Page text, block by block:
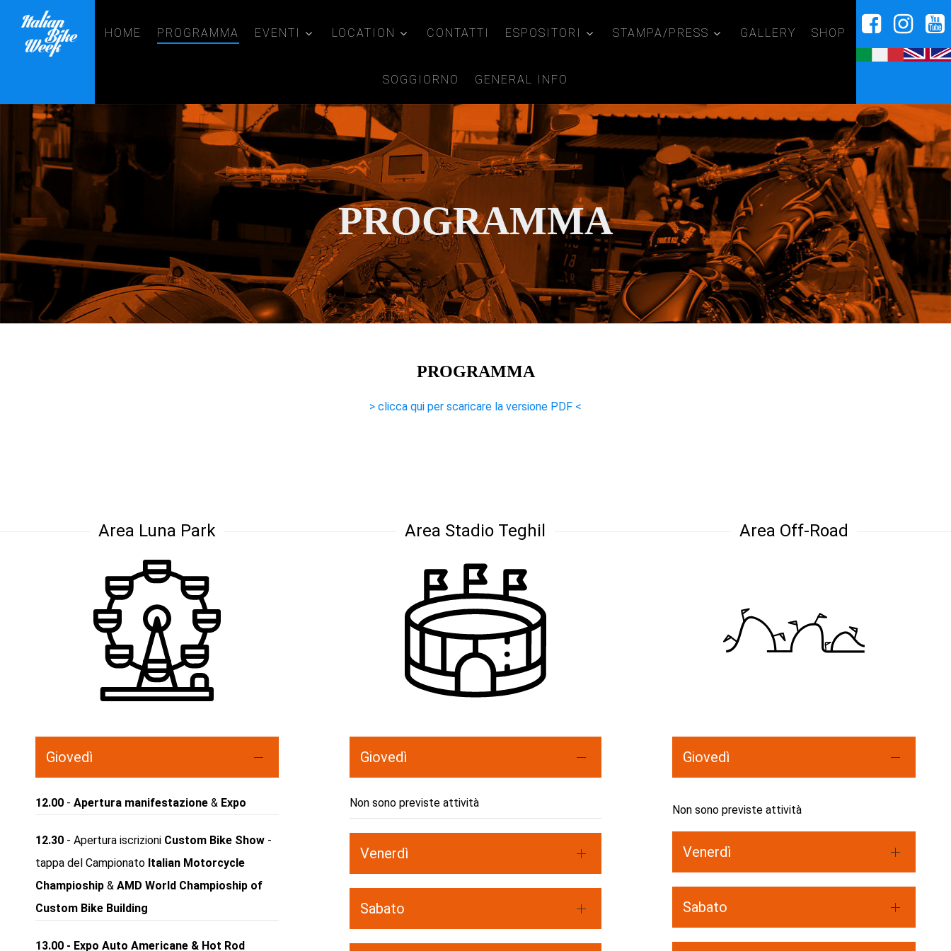
HOME PROGRAMMA EVENTI LOCATION CONTATTI ESPOSITORI STAMPA/PRESS GALLERY SHOP
SOGGIORNO GENERAL INFO
PROGRAMMA
PROGRAMMA
> clicca qui per scaricare la versione PDF <
Area Luna Park
Giovedì
12.00 - Apertura manifestazione & Expo
12.30 - Apertura iscrizioni Custom Bike Show -
tappa del Campionato Italian Motorcycle
Champioship & AMD World Champioship of
Custom Bike Building
13.00 - Expo Auto Americane & Hot Rod
Area Stadio Teghil
Giovedì
Non sono previste attività
Venerdì
Sabato
Area Off-Road
Giovedì
Non sono previste attività
Venerdì
Sabato